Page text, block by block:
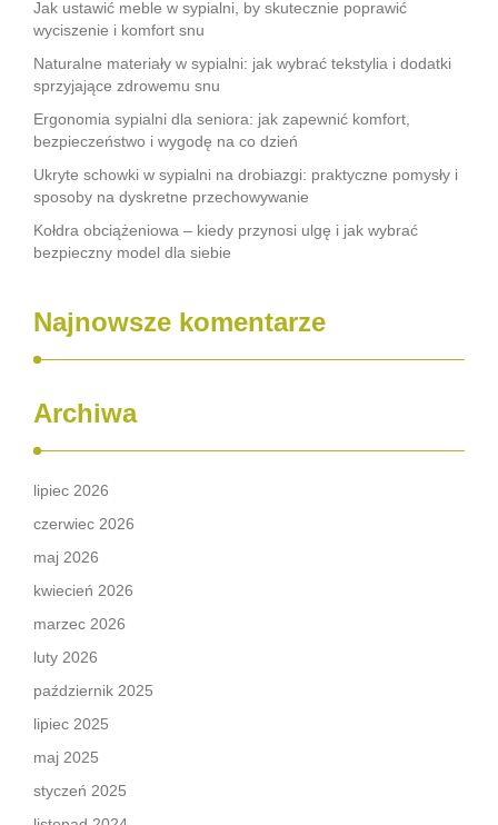
Jak ustawić meble w sypialni, by skutecznie poprawić
wyciszenie i komfort snu
Naturalne materiały w sypialni: jak wybrać tekstylia i dodatki
sprzyjające zdrowemu snu
Ergonomia sypialni dla seniora: jak zapewnić komfort,
bezpieczeństwo i wygodę na co dzień
Ukryte schowki w sypialni na drobiazgi: praktyczne pomysły i
sposoby na dyskretne przechowywanie
Kołdra obciążeniowa – kiedy przynosi ulgę i jak wybrać
bezpieczny model dla siebie
Najnowsze komentarze
Archiwa
lipiec 2026
czerwiec 2026
maj 2026
kwiecień 2026
marzec 2026
luty 2026
październik 2025
lipiec 2025
maj 2025
styczeń 2025